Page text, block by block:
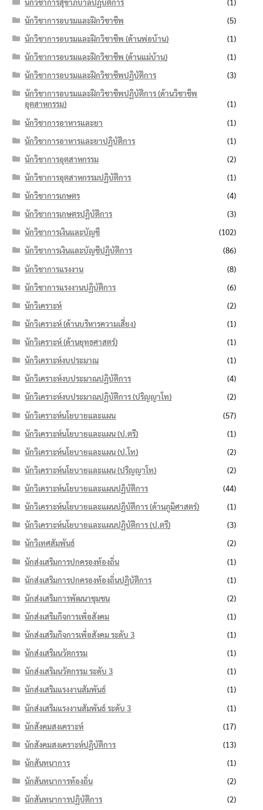
นักวิชาการอบรมและฝึกวิชาชีพ
(5)
นักวิชาการอบรมและฝึกวิชาชีพ (ด้านพ่อบ้าน)
(1)
นักวิชาการอบรมและฝึกวิชาชีพ (ด้านแม่บ้าน)
(1)
นักวิชาการอบรมและฝึกวิชาชีพปฏิบัติการ
(3)
นักวิชาการอบรมและฝึกวิชาชีพปฏิบัติการ (ด้านวิชาชีพ
อุตสาหกรรม)
(1)
นักวิชาการอาหารและยา
(1)
นักวิชาการอาหารและยาปฏิบัติการ
(1)
นักวิชาการอุตสาหกรรม
(2)
นักวิชาการอุตสาหกรรมปฏิบัติการ
(1)
นักวิชาการเกษตร
(4)
นักวิชาการเกษตรปฏิบัติการ
(3)
นักวิชาการเงินและบัญชี
(102)
นักวิชาการเงินและบัญชีปฏิบัติการ
(86)
นักวิชาการแรงงาน
(8)
นักวิชาการแรงงานปฏิบัติการ
(6)
นักวิเคราะห์
(2)
นักวิเคราะห์ (ด้านบริหารความเสี่ยง)
(1)
นักวิเคราะห์ (ด้านยุทธศาสตร์)
(1)
นักวิเคราะห์งบประมาณ
(1)
นักวิเคราะห์งบประมาณปฏิบัติการ
(4)
นักวิเคราะห์งบประมาณปฏิบัติการ (ปริญญาโท)
(2)
นักวิเคราะห์นโยบายและแผน
(57)
นักวิเคราะห์นโยบายและแผน (ป.ตรี)
(1)
นักวิเคราะห์นโยบายและแผน (ป.โท)
(2)
นักวิเคราะห์นโยบายและแผน (ปริญญาโท)
(2)
นักวิเคราะห์นโยบายและแผนปฏิบัติการ
(44)
นักวิเคราะห์นโยบายและแผนปฏิบัติการ (ด้านภูมิศาสตร์)
(1)
นักวิเคราะห์นโยบายและแผนปฏิบัติการ (ป.ตรี)
(3)
นักวิเทศสัมพันธ์
(2)
นักส่งเสริมการปกครองท้องถิ่น
(1)
นักส่งเสริมการปกครองท้องถิ่นปฏิบัติการ
(1)
นักส่งเสริมการพัฒนาชุมชน
(2)
นักส่งเสริมกิจการเพื่อสังคม
(1)
นักส่งเสริมกิจการเพื่อสังคม ระดับ 3
(1)
นักส่งเสริมนวัตกรรม
(1)
นักส่งเสริมนวัตกรรม ระดับ 3
(1)
นักส่งเสริมแรงงานสัมพันธ์
(1)
นักส่งเสริมแรงงานสัมพันธ์ ระดับ 3
(1)
นักสังคมสงเคราะห์
(17)
นักสังคมสงเคราะห์ปฏิบัติการ
(13)
นักสันทนาการ
(1)
นักสันทนาการท้องถิ่น
(2)
นักสันทนาการปฏิบัติการ
(2)